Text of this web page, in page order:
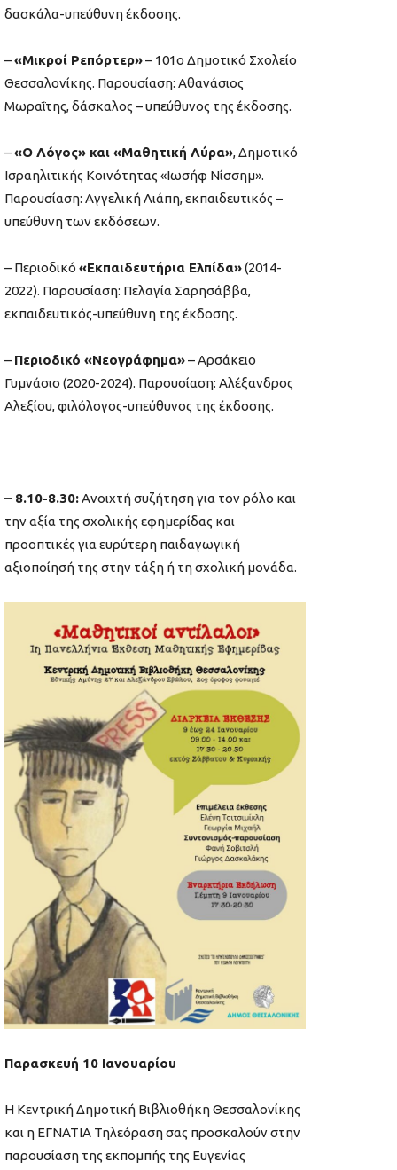
δασκάλα-υπεύθυνη έκδοσης.
–«Μικροί Ρεπόρτερ»– 101ο Δημοτικό Σχολείο
Θεσσαλονίκης. Παρουσίαση: Αθανάσιος
Μωραΐτης, δάσκαλος – υπεύθυνος της έκδοσης.
–«Ο Λόγος» και «Μαθητική Λύρα», Δημοτικό
Ισραηλιτικής Κοινότητας «Ιωσήφ Νίσσημ».
Παρουσίαση: Αγγελική Λιάπη, εκπαιδευτικός –
υπεύθυνη των εκδόσεων.
– Περιοδικό «Εκπαιδευτήρια Ελπίδα»(2014-
2022). Παρουσίαση: Πελαγία Σαρησάββα,
εκπαιδευτικός-υπεύθυνη της έκδοσης.
– Περιοδικό «Νεογράφημα»– Αρσάκειο
Γυμνάσιο (2020-2024). Παρουσίαση: Αλέξανδρος
Αλεξίου, φιλόλογος-υπεύθυνος της έκδοσης.
– 8.10-8.30:Ανοιχτή συζήτηση για τον ρόλο και
την αξία της σχολικής εφημερίδας και
προοπτικές για ευρύτερη παιδαγωγική
αξιοποίησή της στην τάξη ή τη σχολική μονάδα.
Παρασκευή 10 Ιανουαρίου
Η Κεντρική Δημοτική Βιβλιοθήκη Θεσσαλονίκης
και η ΕΓΝΑΤΙΑ Τηλεόραση σας προσκαλούν στην
παρουσίαση της εκπομπής της Ευγενίας